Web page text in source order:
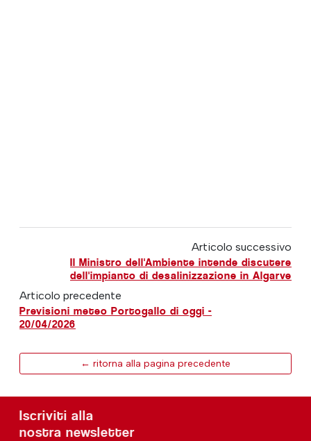
Articolo successivo
Il Ministro dell'Ambiente intende discutere
dell'impianto di desalinizzazione in Algarve
Articolo precedente
Previsioni meteo Portogallo di oggi -
20/04/2026
← ritorna alla pagina precedente
Iscriviti alla
nostra newsletter